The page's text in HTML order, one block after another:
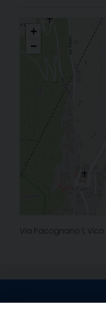
Natività di Maria Vergine -
+
−
Via Pacognano 1,